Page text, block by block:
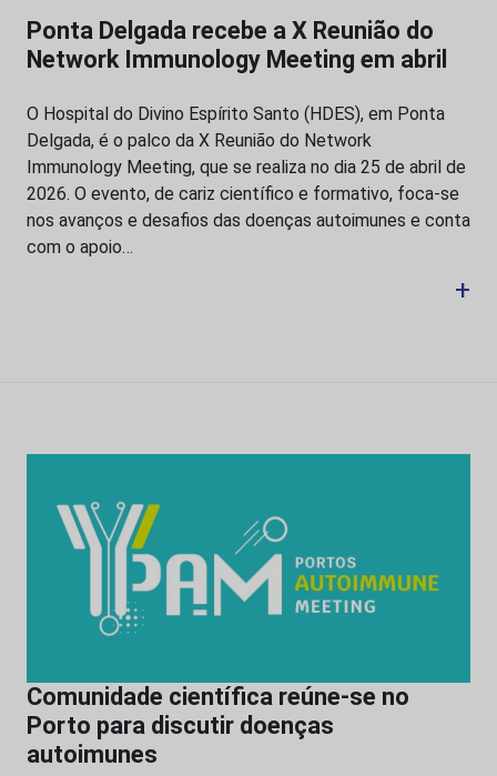
Ponta Delgada recebe a X Reunião do
Network Immunology Meeting em abril
O Hospital do Divino Espírito Santo (HDES), em Ponta
Delgada, é o palco da X Reunião do Network
Immunology Meeting, que se realiza no dia 25 de abril de
2026. O evento, de cariz científico e formativo, foca-se
nos avanços e desafios das doenças autoimunes e conta
com o apoio…
+
Comunidade científica reúne-se no
Porto para discutir doenças
autoimunes